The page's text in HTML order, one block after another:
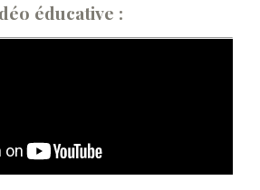
éducative :